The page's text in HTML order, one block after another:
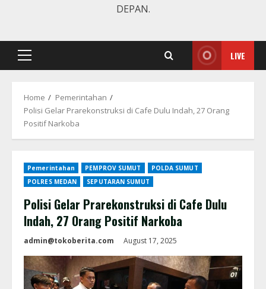
DEPAN.
Primary
LIVE
Home
Pemerintahan
Polisi Gelar Prarekonstruksi di Cafe Dulu Indah, 27 Orang
Positif Narkoba
Pemerintahan PEMPROV SUMUT
POLDA SUMUT
POLRES MEDAN
SEPUTARAN SUMUT
Polisi Gelar Prarekonstruksi di Cafe Dulu
Indah, 27 Orang Positif Narkoba
admin@tokoberita.com August 17, 2025